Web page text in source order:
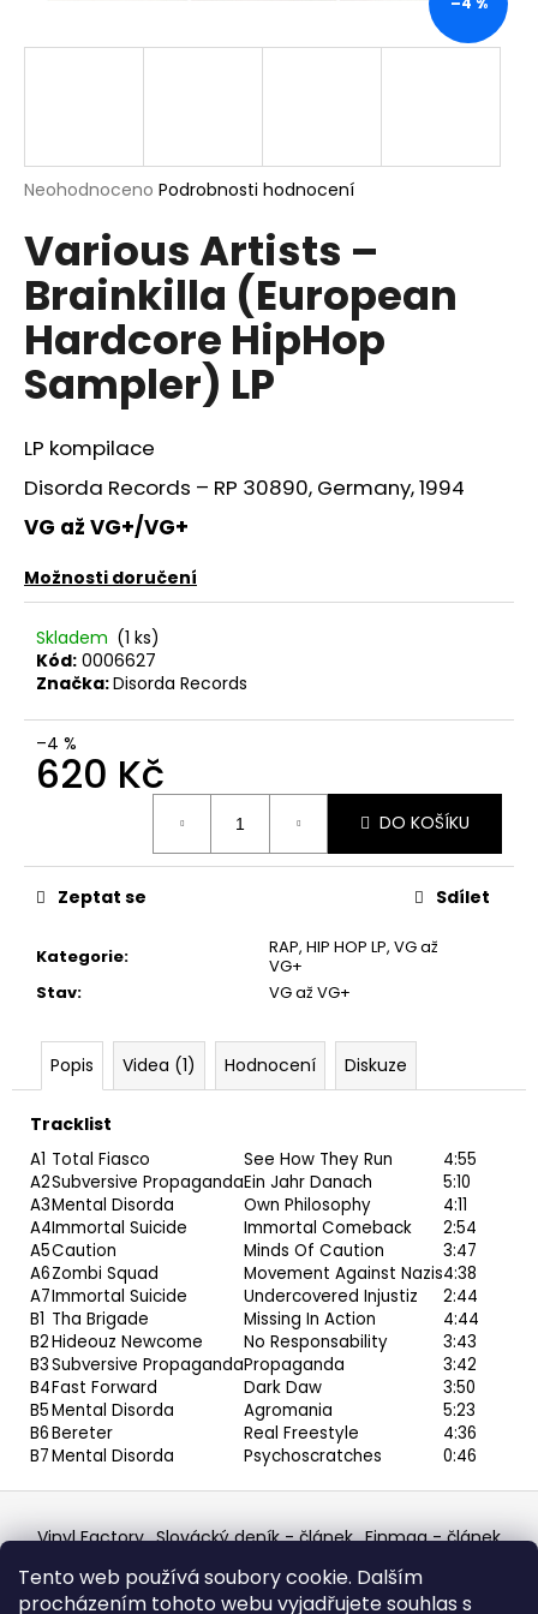
Tento web používá soubory cookie. Dalším
procházením tohoto webu vyjadřujete souhlas s
Průměrné
produktu
je
0,0
5
hvězdiček.
Neohodnoceno Podrobnosti hodnocení
Various Artists –
Brainkilla (European
Hardcore HipHop
Sampler) LP
LP kompilace
Disorda Records – RP 30890, Germany, 1994
VG až VG+/VG+
Možnosti doručení
Skladem (1 ks)
Kód: 0006627
Značka:Disorda Records
–4 %
620 Kč
DO KOŠÍKU
Kategorie: RAP, HIP HOP LP, VG až
VG+
Stav: VG až VG+
Zeptat se Sdílet
Popis Videa (1) Hodnocení Diskuze
Tracklist
A1 Total Fiasco See How They Run
4:55
A2Subversive PropagandaEin Jahr Danach
5:10
A3Mental Disorda Own Philosophy
4:11
A4Immortal Suicide Immortal Comeback
2:54
A5Caution Minds Of Caution
3:47
A6Zombi Squad Movement Against Nazis4:38
A7Immortal Suicide Undercovered Injustiz
2:44
B1 Tha Brigade Missing In Action
4:44
B2Hideouz Newcome No Responsability
3:43
B3Subversive PropagandaPropaganda
3:42
B4Fast Forward Dark Daw
3:50
B5Mental Disorda Agromania
5:23
B6Bereter Real Freestyle
4:36
B7Mental Disorda Psychoscratches 0:46
j
?
HLEDAT
D
o
p
o
r
u
č
u
j
m
e
JETHRO
TULL
Kč
Z
á Vinyl Factory Slovácký deník - článek Finmag - článek
Discogs Profile Facebook výběr z hroznů
Top prodejce mincí Aukro